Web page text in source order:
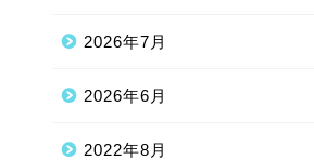
2026年7月
2026年6月
2022年8月